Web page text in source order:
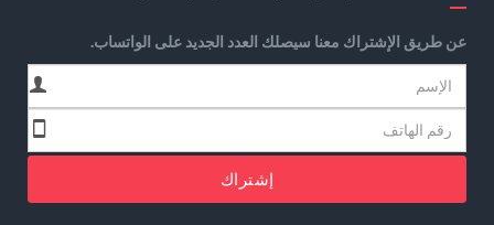
عن طريق الإشتراك معنا سيصلك العدد الجديد على الواتساب.
إشتراك